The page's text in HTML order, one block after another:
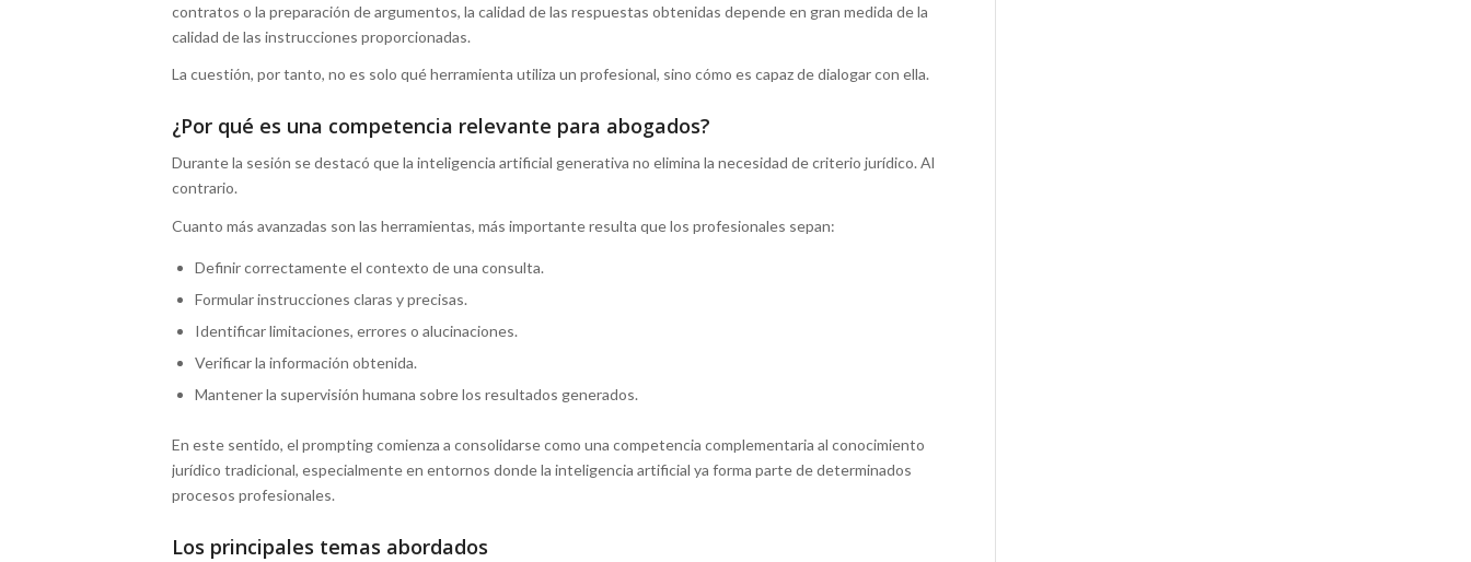
contratos o la preparación de argumentos, la calidad de las respuestas obtenidas depende en gran medida de la
calidad de las instrucciones proporcionadas.
La cuestión, por tanto, no es solo qué herramienta utiliza un profesional, sino cómo es capaz de dialogar con ella.
¿Por qué es una competencia relevante para abogados?
Durante la sesión se destacó que la inteligencia artificial generativa no elimina la necesidad de criterio jurídico. Al
contrario.
Cuanto más avanzadas son las herramientas, más importante resulta que los profesionales sepan:
Definir correctamente el contexto de una consulta.
Formular instrucciones claras y precisas.
Identificar limitaciones, errores o alucinaciones.
Verificar la información obtenida.
Mantener la supervisión humana sobre los resultados generados.
En este sentido, el prompting comienza a consolidarse como una competencia complementaria al conocimiento
jurídico tradicional, especialmente en entornos donde la inteligencia artificial ya forma parte de determinados
procesos profesionales.
Los principales temas abordados